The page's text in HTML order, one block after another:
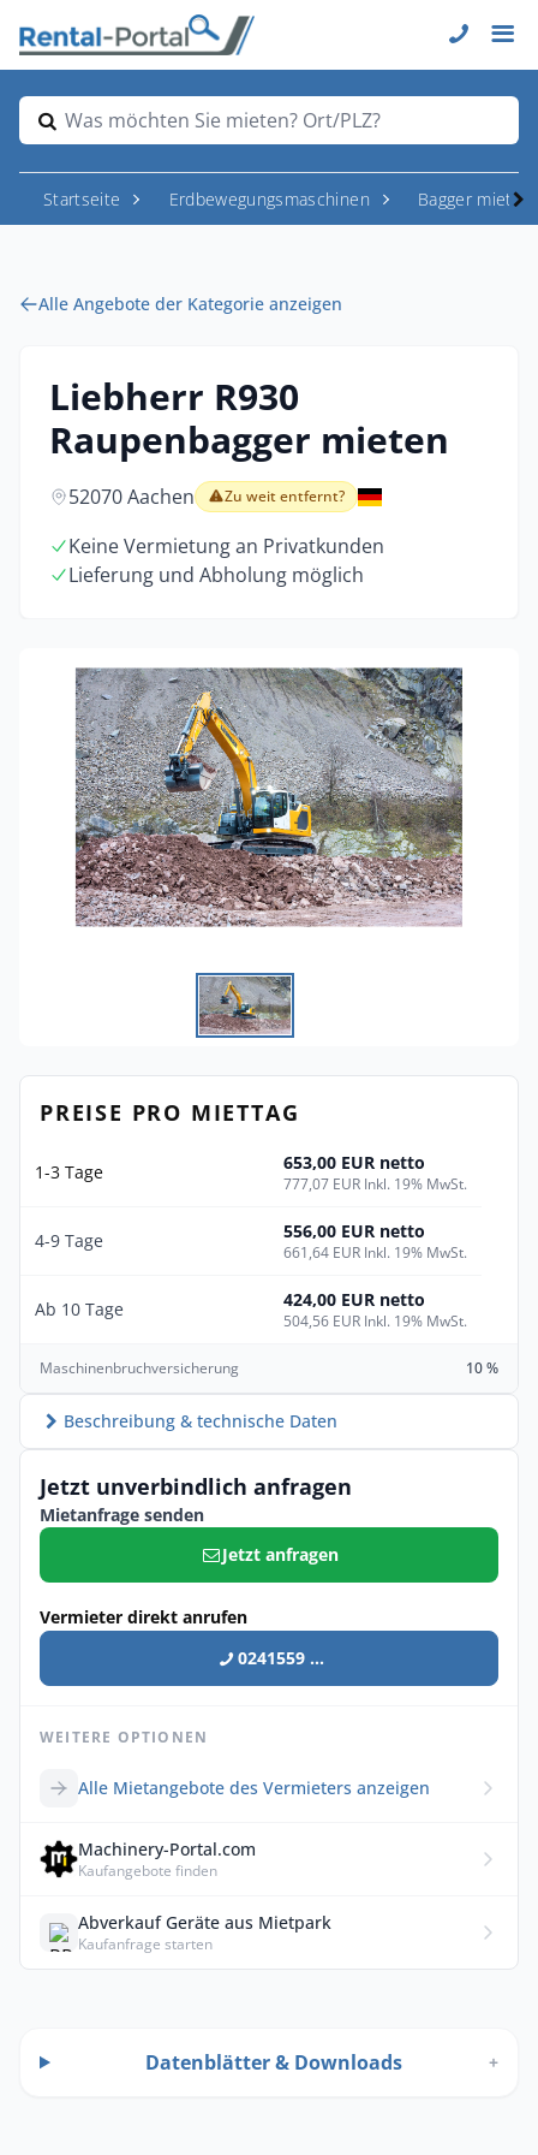
Was möchten Sie mieten? Ort/PLZ?
Startseite Erdbewegungsmaschinen Bagger mieten
Alle Angebote der Kategorie anzeigen
Liebherr R930
Raupenbagger mieten
52070 Aachen Zu weit entfernt?
Keine Vermietung an Privatkunden
Lieferung und Abholung möglich
PREISE PRO MIETTAG
1-3 Tage 653,00 EUR netto
777,07 EUR Inkl. 19% MwSt.
4-9 Tage 556,00 EUR netto
661,64 EUR Inkl. 19% MwSt.
Ab 10 Tage 424,00 EUR netto
504,56 EUR Inkl. 19% MwSt.
Maschinenbruchversicherung 10 %
Beschreibung & technische Daten
Jetzt unverbindlich anfragen
Mietanfrage senden
Jetzt anfragen
Vermieter direkt anrufen
0241559 ...
WEITERE OPTIONEN
Alle Mietangebote des Vermieters anzeigen
Machinery-Portal.com
Kaufangebote finden
Abverkauf Geräte aus Mietpark
Kaufanfrage starten
Datenblätter & Downloads +